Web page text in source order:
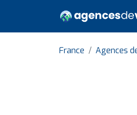
France Agences